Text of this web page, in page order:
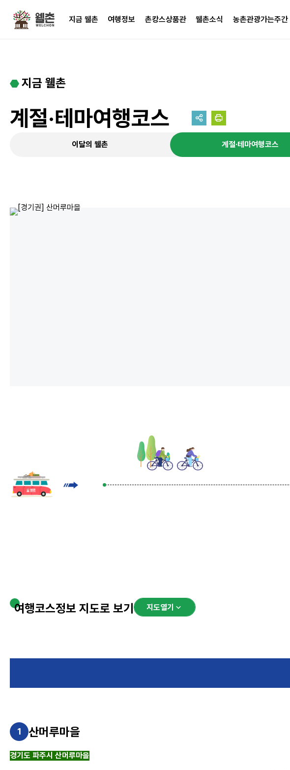
지금 웰촌 여행정보 촌캉스상품관 웰촌소식 농촌관광가는주간
지금 웰촌
계절·테마여행코스
이달의 웰촌 계절·테마여행코스
여행코스정보 지도로 보기 지도열기
1 산머루마을
경기도 파주시 산머루마을